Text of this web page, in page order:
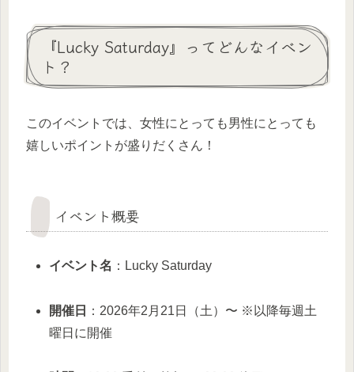
『Lucky Saturday』ってどんなイベン
ト？
このイベントでは、女性にとっても男性にとっても
嬉しいポイントが盛りだくさん！
イベント概要
イベント名 ：Lucky Saturday
開催日
：2026年2月21日（土）〜 ※以降毎週土
曜日に開催